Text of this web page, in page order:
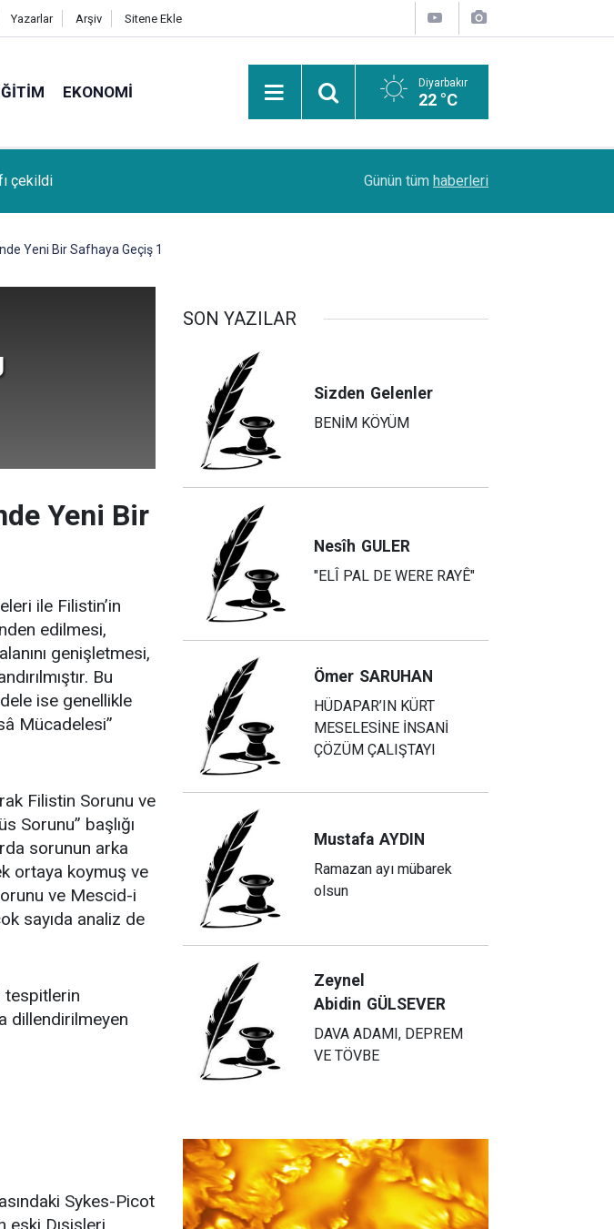
Yazarlar Arşiv Sitene Ekle
EKONOMI Diyarbakır
22 °C
oğlu SAMET TUNÇ vefat
başarı sırasına göre tercih yapılmalı
Günün tüm haberleri
Yeni Bir Safhaya Geçiş 1
Yeni Bir
ile Filistin’in
edilmesi,
genişletmesi,
Bu
ise genellikle
Mücadelesi”
Filistin Sorunu ve
Sorunu” başlığı
sorunun arka
ortaya koymuş ve
ve Mescid-i
sayıda analiz de
tespitlerin
dillendirilmeyen
Sykes-Picot
SON YAZILAR
Sizden Gelenler
BENİM KÖYÜM
Nesîh GULER
"ELÎ PAL DE WERE RAYÊ"
Ömer SARUHAN
HÜDAPAR’IN KÜRT
MESELESİNE İNSANİ
ÇÖZÜM ÇALIŞTAYI
Mustafa AYDIN
Ramazan ayı mübarek
olsun
Zeynel
Abidin GÜLSEVER
DAVA ADAMI, DEPREM
VE TÖVBE